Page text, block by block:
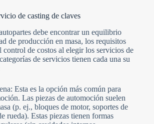
de casting de claves
debe encontrar un equilibrio
de producción en masa, los requisitos
control de costos al elegir los servicios de
de servicios tienen cada una su
Esta es la opción más común para
Las piezas de automoción suelen
(p. ej., bloques de motor, soportes de
rueda). Estas piezas tienen formas